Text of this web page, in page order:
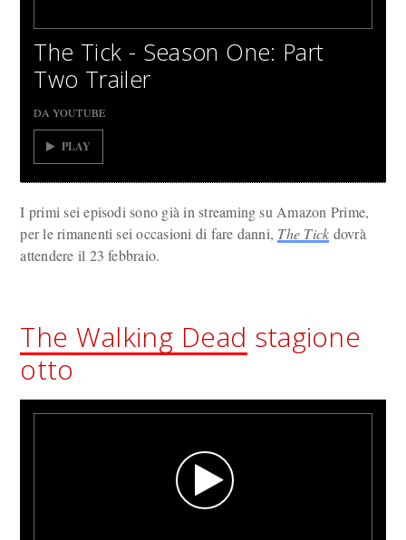
The Tick - Season One: Part
Two Trailer
DA YOUTUBE
PLAY
I primi sei episodi sono già in streaming su Amazon Prime,
per le rimanenti sei occasioni di fare danni, The Tick dovrà
attendere il 23 febbraio.
The Walking Dead stagione
otto